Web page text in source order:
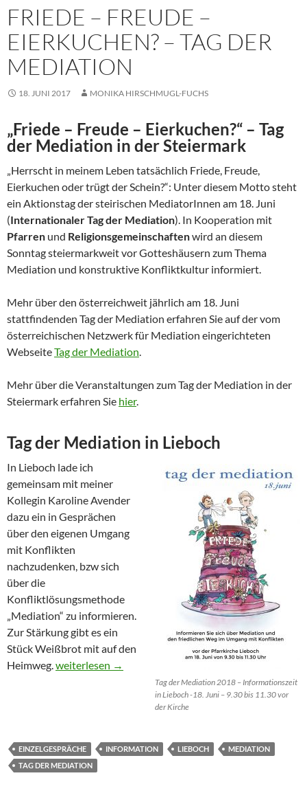
FRIEDE – FREUDE –
EIERKUCHEN? – TAG DER
MEDIATION
18. JUNI 2017 MONIKA HIRSCHMUGL-FUCHS
„Friede – Freude – Eierkuchen?“ – Tag
der Mediation in der Steiermark
„Herrscht in meinem Leben tatsächlich Friede, Freude,
Eierkuchen oder trügt der Schein?“: Unter diesem Motto steht
ein Aktionstag der steirischen MediatorInnen am 18. Juni
(Internationaler Tag der Mediation). In Kooperation mit
Pfarren und Religionsgemeinschaftenwird an diesem
Sonntag steiermarkweit vor Gotteshäusern zum Thema
Mediation und konstruktive Konfliktkultur informiert.
Mehr über den österreichweit jährlich am 18. Juni
stattfindenden Tag der Mediation erfahren Sie auf der vom
österreichischen Netzwerk für Mediation eingerichteten
WebseiteTag der Mediation.
Mehr über die Veranstaltungen zum Tag der Mediation in der
Steiermark erfahren Sie hier.
Tag der Mediation in Lieboch
Tag der Mediation 2018 – Informationszeit
in Lieboch -18. Juni – 9.30 bis 11.30 vor
der Kirche
In Lieboch lade ich
gemeinsam mit meiner
Kollegin Karoline Avender
dazu ein in Gesprächen
über den eigenen Umgang
mit Konflikten
nachzudenken, bzw sich
über die
Konfliktlösungsmethode
„Mediation“ zu informieren.
Zur Stärkung gibt es ein
Stück Weißbrot mit auf den
Heimweg.Friede – Freude – Eierkuchen? – Tag der Mediation
weiterlesen →
EINZELGESPRÄCHE INFORMATION LIEBOCH
MEDIATION
TAG DER MEDIATION